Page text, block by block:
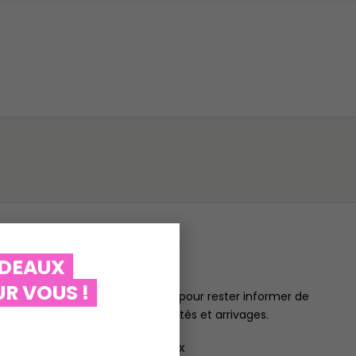
Suivez-Nous
Souscrivez-vous pour rester informer de
tous les nouveautés et arrivages.
Réseaux sociaux
VOUS !